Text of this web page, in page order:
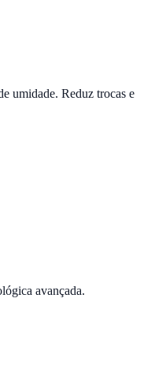
umidade. Reduz trocas e
avançada.